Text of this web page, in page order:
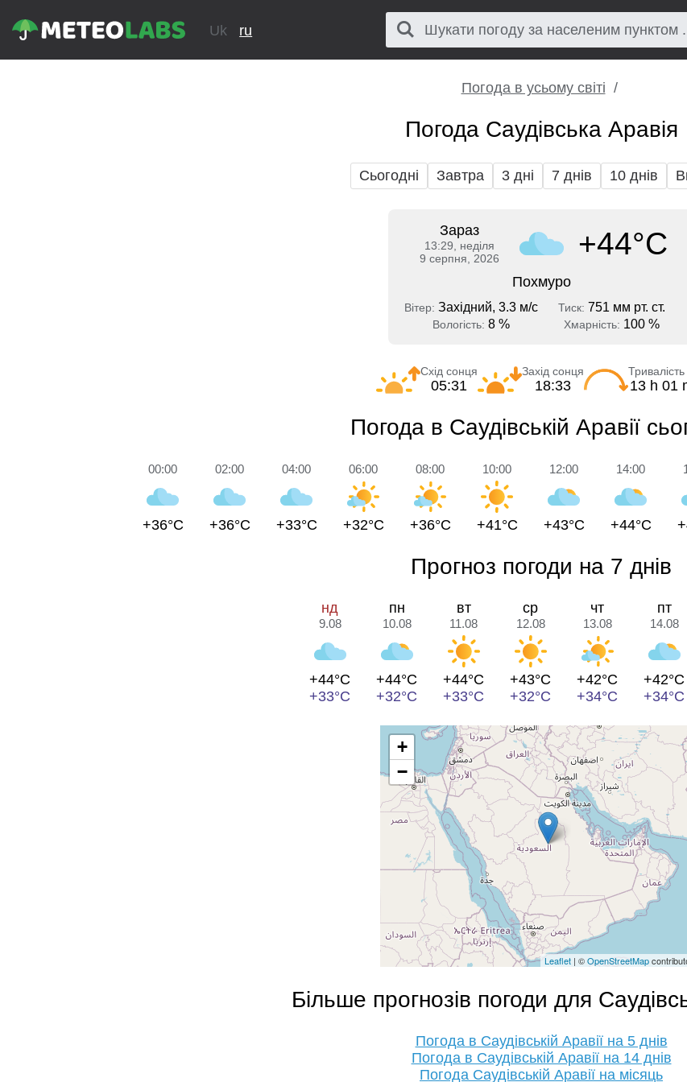
Uk ru
Погода в усьому світі
Погода Саудівська Аравія
Сьогодні Завтра 3 дні 7 днів 10 днів
Зараз
13:29, неділя
9 серпня, 2026
+44°C
Похмуро
Вітер: Західний, 3.3 м/с Тиск: 751 мм рт. ст.
Вологість: 8 % Хмарність: 100 %
Схід сонця
05:31
Захід сонця
18:33 13 h 01
Погода в Саудівській Аравії
00:00
+36°C
02:00
+36°C
04:00
+33°C
06:00
+32°C
08:00
+36°C
10:00
+41°C
12:00
+43°C
14:00
+44°C
Прогноз погоди на 7 днів
нд
9.08
+44°C
+33°C
пн
10.08
+44°C
+32°C
вт
11.08
+44°C
+33°C
ср
12.08
+43°C
+32°C
чт
13.08
+42°C
+34°C
пт
14.08
+42°C
+34°C
+
−
Leaflet | ©OpenStreetMap
Більше прогнозів погоди для
Погода в Саудівській Аравії на 5 днів
Погода в Саудівській Аравії на 14 днів
Погода Саудівській Аравії на місяць